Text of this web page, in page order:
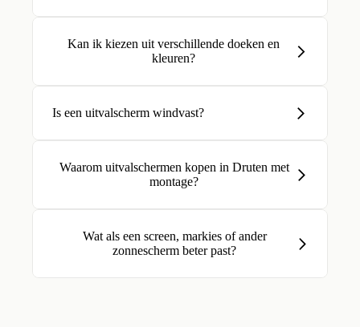
Kan ik kiezen uit verschillende doeken en
kleuren?
Is een uitvalscherm windvast?
Waarom uitvalschermen kopen in Druten met
montage?
Wat als een screen, markies of ander
zonnescherm beter past?